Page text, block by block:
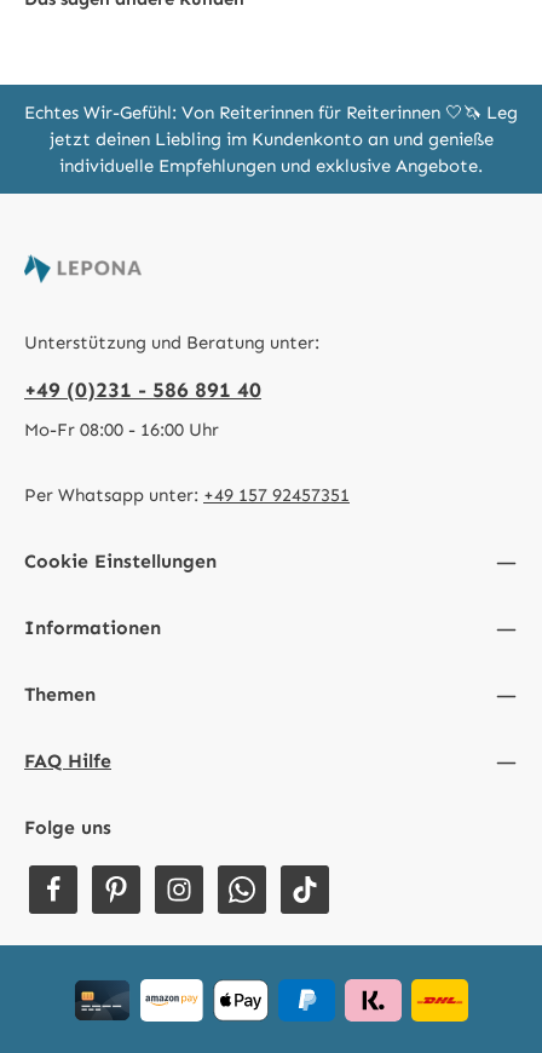
Echtes Wir-Gefühl: Von Reiterinnen für Reiterinnen 🤍🦄 Leg
jetzt deinen Liebling im Kundenkonto an und genieße
individuelle Empfehlungen und exklusive Angebote.
Unterstützung und Beratung unter:
+49 (0)231 - 586 891 40
Mo-Fr 08:00 - 16:00 Uhr
Per Whatsapp unter: +49 157 92457351
Cookie Einstellungen
Informationen
Themen
FAQ Hilfe
Folge uns